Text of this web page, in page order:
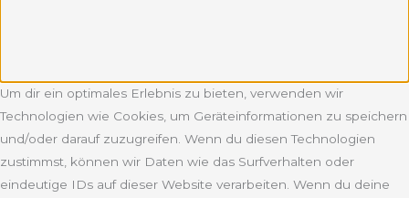
Um dir ein optimales Erlebnis zu bieten, verwenden wir
Technologien wie Cookies, um Geräteinformationen zu speichern
und/oder darauf zuzugreifen. Wenn du diesen Technologien
zustimmst, können wir Daten wie das Surfverhalten oder
eindeutige IDs auf dieser Website verarbeiten. Wenn du deine